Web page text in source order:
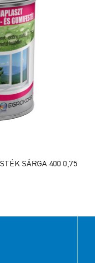
SÁRGA 400 0,75